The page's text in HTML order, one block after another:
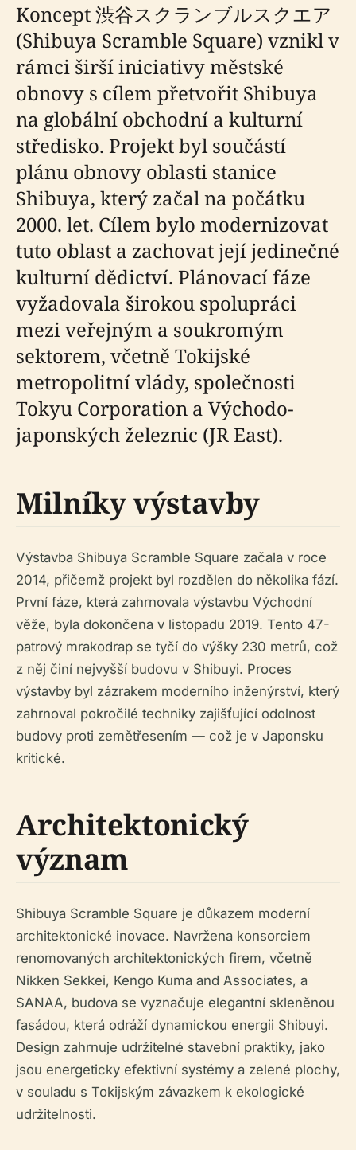
Koncept 渋谷スクランブルスクエア
(Shibuya Scramble Square) vznikl v
rámci širší iniciativy městské
obnovy s cílem přetvořit Shibuya
na globální obchodní a kulturní
středisko. Projekt byl součástí
plánu obnovy oblasti stanice
Shibuya, který začal na počátku
2000. let. Cílem bylo modernizovat
tuto oblast a zachovat její jedinečné
kulturní dědictví. Plánovací fáze
vyžadovala širokou spolupráci
mezi veřejným a soukromým
sektorem, včetně Tokijské
metropolitní vlády, společnosti
Tokyu Corporation a Východo-
japonských železnic (JR East).
Milníky výstavby
Výstavba Shibuya Scramble Square začala v roce
2014, přičemž projekt byl rozdělen do několika fází.
První fáze, která zahrnovala výstavbu Východní
věže, byla dokončena v listopadu 2019. Tento 47-
patrový mrakodrap se tyčí do výšky 230 metrů, což
z něj činí nejvyšší budovu v Shibuyi. Proces
výstavby byl zázrakem moderního inženýrství, který
zahrnoval pokročilé techniky zajišťující odolnost
budovy proti zemětřesením — což je v Japonsku
kritické.
Architektonický
význam
Shibuya Scramble Square je důkazem moderní
architektonické inovace. Navržena konsorciem
renomovaných architektonických firem, včetně
Nikken Sekkei, Kengo Kuma and Associates, a
SANAA, budova se vyznačuje elegantní skleněnou
fasádou, která odráží dynamickou energii Shibuyi.
Design zahrnuje udržitelné stavební praktiky, jako
jsou energeticky efektivní systémy a zelené plochy,
v souladu s Tokijským závazkem k ekologické
udržitelnosti.